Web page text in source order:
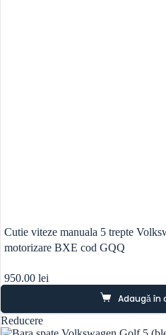
Cutie viteze manuala 5 trepte
motorizare BXE cod GQQ
950.00 lei
Adaugă în
Reducere